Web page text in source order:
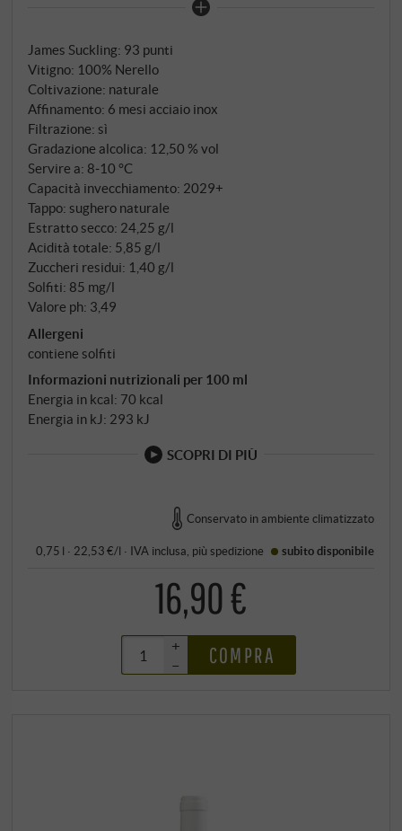
metri di altitudine. Qui, dove la brezza mattutina sale
tenuto a bada dalle antiche sciare, si sviluppa un
rosato di eccezionale personalità. Le due varietà di
Nerello vengono vinificate separatamente con una
macerazione a freddo di 12 ore a 12-14°C per
estrarre delicatamente colore e aromi, prima di
essere unite per la fermentazione alcolica e il
successivo affinamento in vasche di acciaio inox.
James Suckling: 93 punti
Vitigno: 100% Nerello
Coltivazione: naturale
Affinamento: 6 mesi acciaio inox
Filtrazione: sì
Gradazione alcolica: 12,50 % vol
Servire a: 8‑10 °C
Capacità invecchiamento: 2029+
Tappo: sughero naturale
Estratto secco: 24,25 g/l
Acidità totale: 5,85 g/l
Zuccheri residui: 1,40 g/l
Solfiti: 85 mg/l
Valore ph: 3,49
Allergeni
contiene solfiti
Informazioni nutrizionali per 100 ml
Energia in kcal: 70 kcal
Energia in kJ: 293 kJ
SCOPRI DI PIÙ
Conservato in ambiente climatizzato
0,75 l · 22,53 €/l · IVA inclusa , piùspedizione subito disponibile
16,90 €
+
–
COMPRA